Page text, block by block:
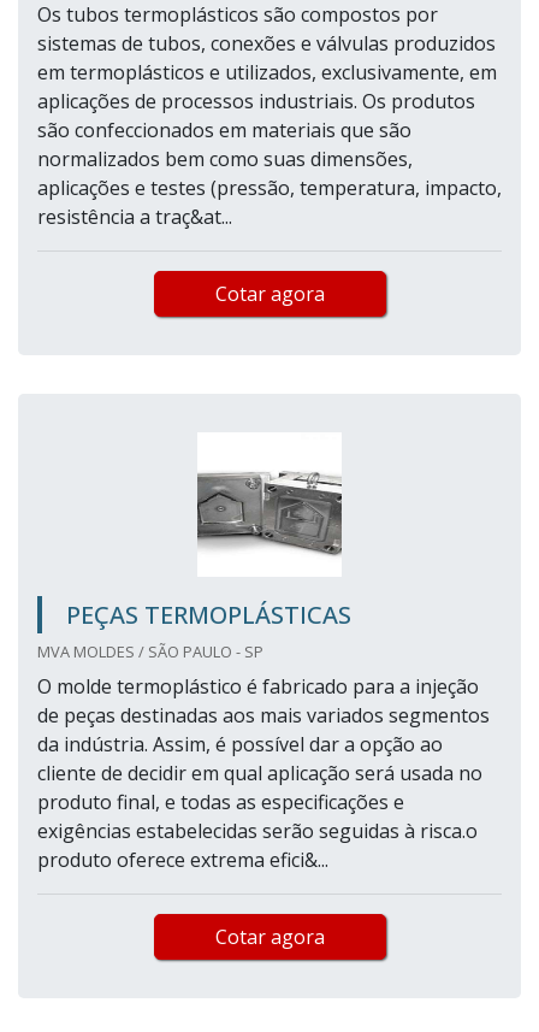
Os tubos termoplásticos são compostos por
sistemas de tubos, conexões e válvulas produzidos
em termoplásticos e utilizados, exclusivamente, em
aplicações de processos industriais. Os produtos
são confeccionados em materiais que são
normalizados bem como suas dimensões,
aplicações e testes (pressão, temperatura, impacto,
resistência a traç&at...
Cotar agora
PEÇAS TERMOPLÁSTICAS
MVA MOLDES / SÃO PAULO - SP
O molde termoplástico é fabricado para a injeção
de peças destinadas aos mais variados segmentos
da indústria. Assim, é possível dar a opção ao
cliente de decidir em qual aplicação será usada no
produto final, e todas as especificações e
exigências estabelecidas serão seguidas à risca.o
produto oferece extrema efici&...
Cotar agora